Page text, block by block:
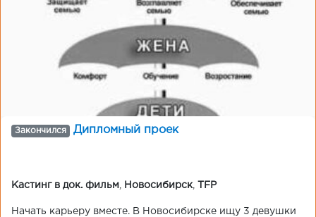
Закончился Дипломный проек
Кастинг в док. фильм Новосибирск, TFP
Начать карьеру вместе. В Новосибирске ищу 3 девушки